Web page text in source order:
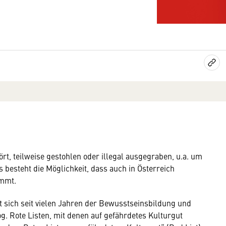
teilweise gestohlen oder illegal ausgegraben, u.a. um
die Möglichkeit, dass auch in Österreich
sich seit vielen Jahren der Bewusstseinsbildung und
Rote Listen, mit denen auf gefährdetes Kulturgut